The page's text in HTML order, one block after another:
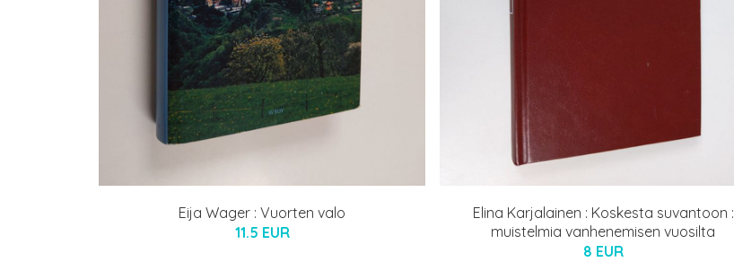
Eija Wager : Vuorten valo
11.5 EUR
Elina Karjalainen : Koskesta suvantoon :
muistelmia vanhenemisen vuosilta
8 EUR